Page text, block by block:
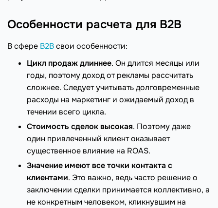
Особенности расчета для B2B
В сфере B2Bсвои особенности:
Цикл продаж длиннее. Он длится месяцы или
годы, поэтому доход от рекламы рассчитать
сложнее. Следует учитывать долговременные
расходы на маркетинг и ожидаемый доход в
течении всего цикла.
Стоимость сделок высокая. Поэтому даже
один привлеченный клиент оказывает
существенное влияние на ROAS.
Значение имеют все точки контакта с
клиентами. Это важно, ведь часто решение о
заключении сделки принимается коллективно, а
не конкретным человеком, кликнувшим на